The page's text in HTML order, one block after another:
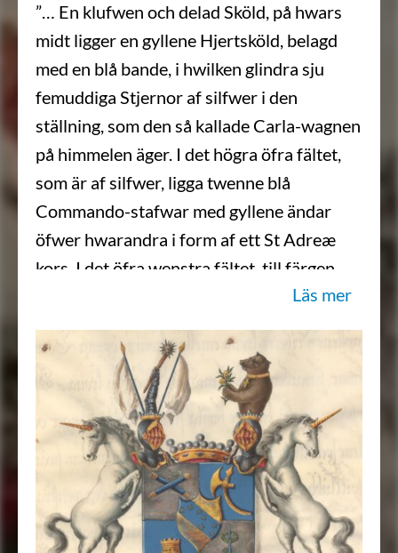
”… En klufwen och delad Sköld, på hwars
midt ligger en gyllene Hjertsköld, belagd
med en blå bande, i hwilken glindra sju
femuddiga Stjernor af silfwer i den
ställning, som den så kallade Carla-wagnen
på himmelen äger. I det högra öfra fältet,
som är af silfwer, ligga twenne blå
Commando-stafwar med gyllene ändar
öfwer hwarandra i form af ett St Adreæ
kors. I det öfra wenstra fältet, till färgen
blått, ses en krökt gyllene Stridsyxa. I det
nedra högra fältet, äfwenledes blått, står
en gyllene Borg på en grön wall, och i det
nedra wenstra, som är af silfwer, ett swärd
af stål med gyllene fäste och uppwänd
spets, behängdt med en grön Lagerkrans.
På skölden hwilar en gyllene Friherre-
krona emellan twenne öppna
Tornerhjelmar, hwardera betäckt med en
Läs mer